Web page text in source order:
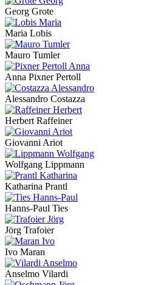
Georg Grote
Maria Lobis
Mauro Tumler
Anna Pixner Pertoll
Alessandro Costazza
Herbert Raffeiner
Giovanni Ariot
Wolfgang Lippmann
Katharina Prantl
Hanns-Paul Ties
Jörg Trafoier
Ivo Maran
Anselmo Vilardi